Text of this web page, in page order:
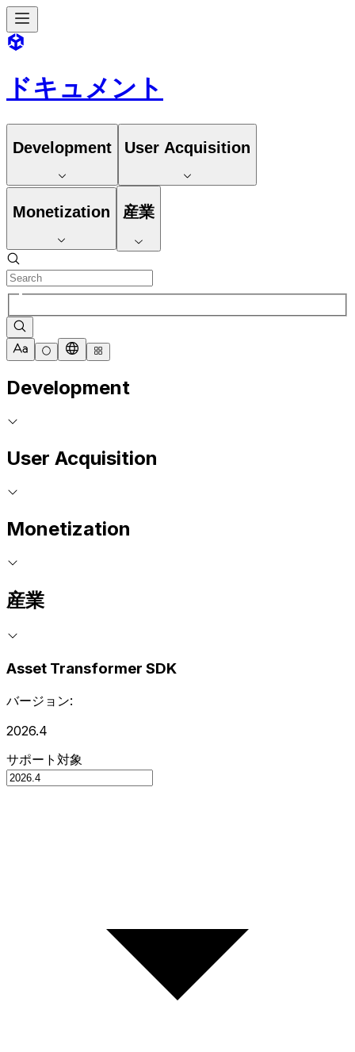
ドキュメント
Development User Acquisition
Monetization 産業
Development
User Acquisition
Monetization
産業
Asset Transformer SDK
バージョン:
2026.4
サポート対象